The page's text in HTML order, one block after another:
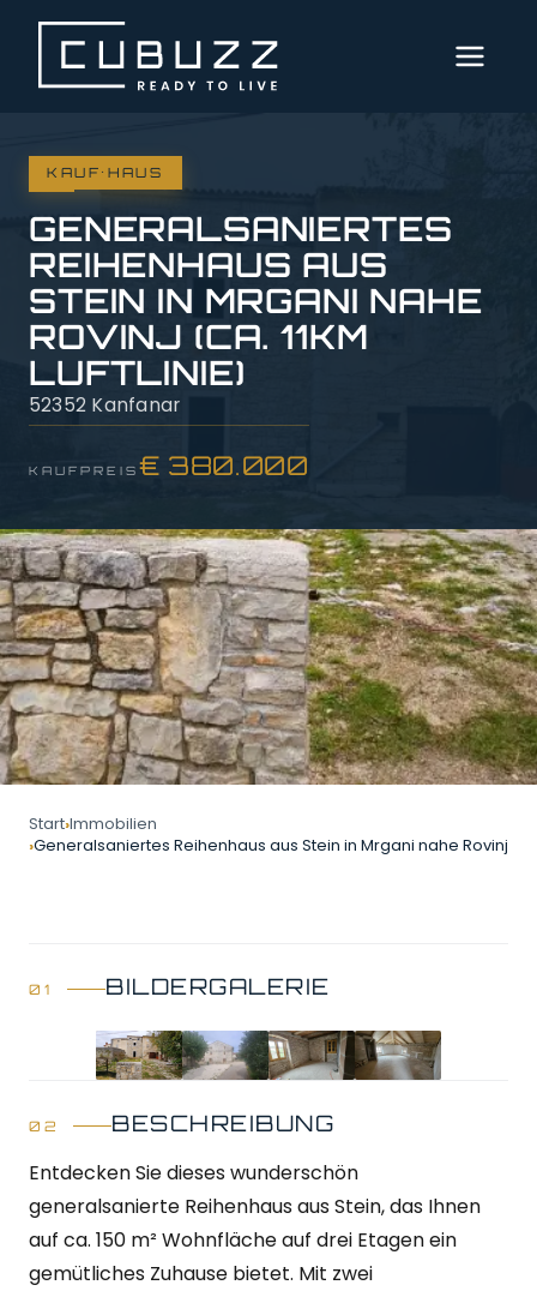
MENÜ
AKTUELLE
IMMOBILIEN
DIENSTLEISTUNGEN
ÜBER
UNS
SERVICE
IMPRESSUM
KAUF · HAUS
GENERALSANIERTES
REIHENHAUS AUS
STEIN IN MRGANI NAHE
ROVINJ (CA. 11KM
LUFTLINIE)
52352 Kanfanar
KAUFPREIS € 380.000
Start Immobilien
Generalsaniertes Reihenhaus aus Stein in Mrgani nahe Rovinj
BILDERGALERIE
GALERIE ÖFFNEN 4 Bilder
BESCHREIBUNG
Entdecken Sie dieses wunderschön
generalsanierte Reihenhaus aus Stein, das Ihnen
auf ca. 150 m² Wohnfläche auf drei Etagen ein
gemütliches Zuhause bietet. Mit zwei